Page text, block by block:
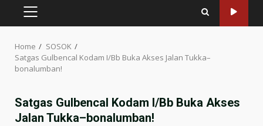
PRIMARY
Home
SOSOK
Satgas Gulbencal Kodam I/Bb Buka Akses Jalan Tukka–
bonalumban!
Satgas Gulbencal Kodam I/Bb Buka Akses
Jalan Tukka–bonalumban!